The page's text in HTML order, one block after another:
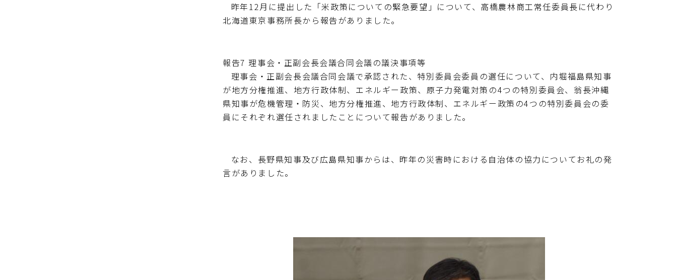
昨年12月に提出した「米政策についての緊急要望」について、高橋農林商工常任委員長に代わり
北海道東京事務所長から報告がありました。
報告7 理事会・正副会長会議合同会議の議決事項等
理事会・正副会長会議合同会議で承認された、特別委員会委員の選任について、内堀福島県知事
が地方分権推進、地方行政体制、エネルギー政策、原子力発電対策の4つの特別委員会、翁長沖縄
県知事が危機管理・防災、地方分権推進、地方行政体制、エネルギー政策の4つの特別委員会の委
員にそれぞれ選任されましたことについて報告がありました。
なお、長野県知事及び広島県知事からは、昨年の災害時における自治体の協力についてお礼の発
言がありました。